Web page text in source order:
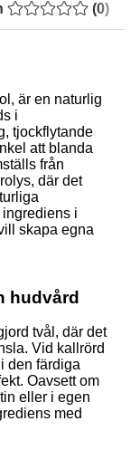
(0)
är en naturlig
i
tjockflytande
att blanda
från
där det
i
skapa egna
hudvård
tvål, där det
Vid kallrörd
den färdiga
Oavsett om
eller i egen
med